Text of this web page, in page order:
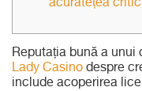
acuratețea
Reputația bună a
Lady Casino despre
include acoperirea